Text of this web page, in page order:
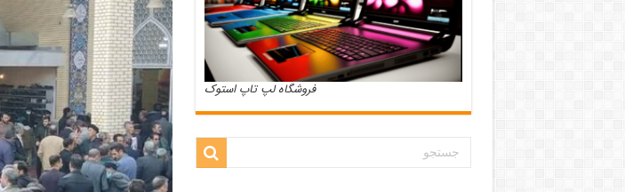
فروشگاه لپ تاپ استوک